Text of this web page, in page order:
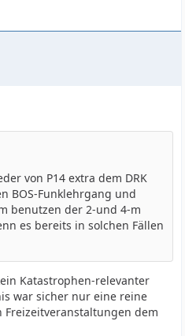
von P14 extra dem DRK
BOS-Funklehrgang und
benutzen der 2-und 4-m
es bereits in solchen Fällen
Katastrophen-relevanter
war sicher nur eine reine
Freizeitveranstaltungen dem